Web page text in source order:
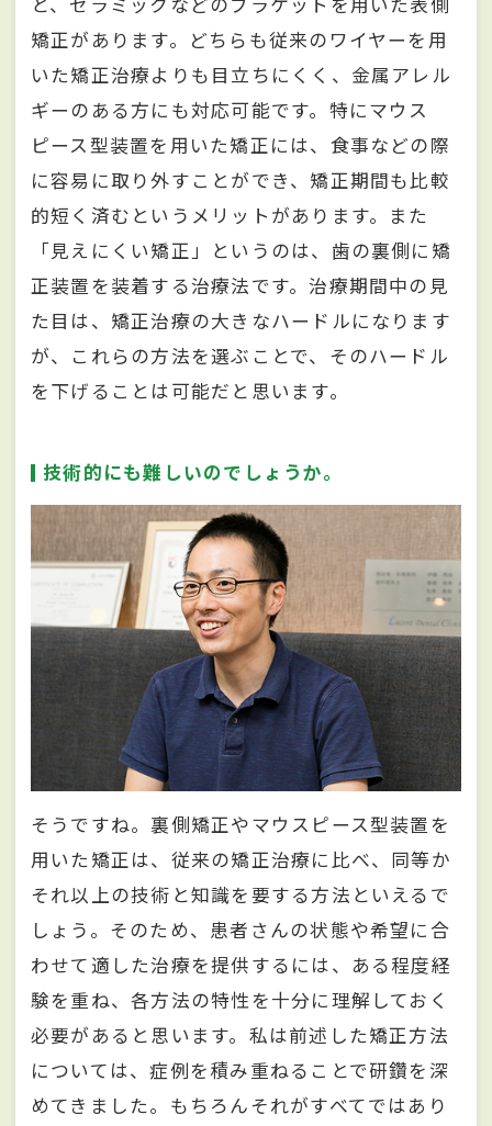
矯正があります。どちらも従来のワイヤーを用
いた矯正治療よりも目立ちにくく、金属アレル
ギーのある方にも対応可能です。特にマウス
ピース型装置を用いた矯正には、食事などの際
に容易に取り外すことができ、矯正期間も比較
的短く済むというメリットがあります。また
「見えにくい矯正」というのは、歯の裏側に矯
正装置を装着する治療法です。治療期間中の見
た目は、矯正治療の大きなハードルになります
が、これらの方法を選ぶことで、そのハードル
を下げることは可能だと思います。
技術的にも難しいのでしょうか。
そうですね。裏側矯正やマウスピース型装置を
用いた矯正は、従来の矯正治療に比べ、同等か
それ以上の技術と知識を要する方法といえるで
しょう。そのため、患者さんの状態や希望に合
わせて適した治療を提供するには、ある程度経
験を重ね、各方法の特性を十分に理解しておく
必要があると思います。私は前述した矯正方法
については、症例を積み重ねることで研鑽を深
めてきました。もちろんそれがすべてではあり